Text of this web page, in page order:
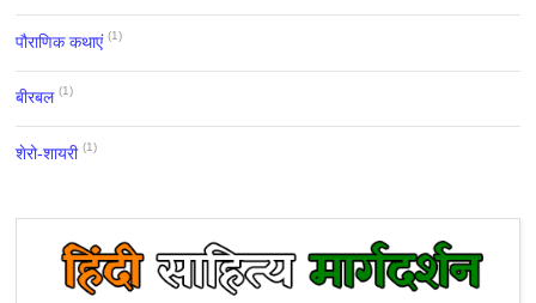
पौराणिक कथाएं (1)
बीरबल (1)
शेरो-शायरी (1)